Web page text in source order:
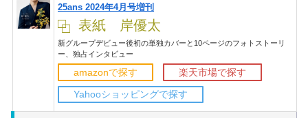
25ans 2024年4月号増刊
表紙 岸優太
新グループデビュー後初の単独カバーと10ページのフォトストーリ
ー、独占インタビュー
amazonで探す 楽天市場で探す
Yahooショッピングで探す